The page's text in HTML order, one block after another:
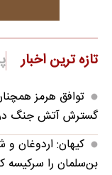
تازه ترین اخبار
توافق هرمز
گسترش آتش جنگ در
کیهان: اردوغان و
بن‌سلمان را سرکیسه